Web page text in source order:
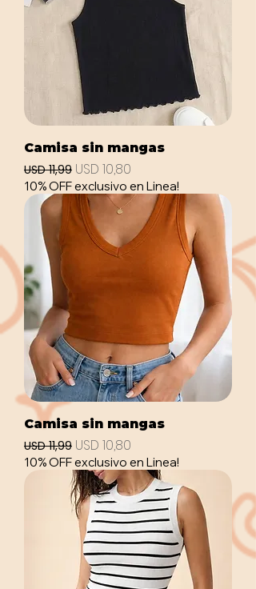
Camisa sin mangas
Precio
USD 11,99 Precio de oferta
USD 10,80
10% OFF exclusivo en Linea!
Camisa sin mangas
Precio
USD 11,99 Precio de oferta
USD 10,80
10% OFF exclusivo en Linea!